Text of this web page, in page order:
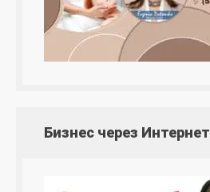
Бизнес через Интернет